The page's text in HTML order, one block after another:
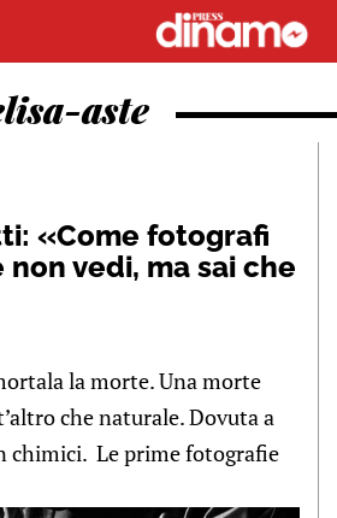
aste
«Come fotografi
vedi, ma sai che
la morte. Una morte
che naturale. Dovuta a
chimici. Le prime fotografie